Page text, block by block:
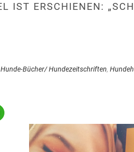
IST ERSCHIENEN:
Hunde-Bücher/ Hundezeitschriften,